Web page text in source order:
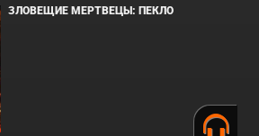
ЗЛОВЕЩИЕ МЕРТВЕЦЫ: ПЕКЛО